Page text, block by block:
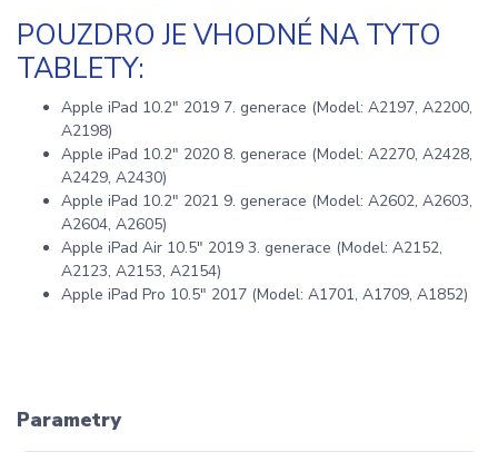
POUZDRO JE VHODNÉ NA TYTO
TABLETY:
Apple iPad 10.2" 2019 7. generace (Model: A2197, A2200,
A2198)
Apple iPad 10.2" 2020 8. generace (Model: A2270, A2428,
A2429, A2430)
Apple iPad 10.2" 2021 9. generace (Model: A2602, A2603,
A2604, A2605)
Apple iPad Air 10.5" 2019 3. generace (Model: A2152,
A2123, A2153, A2154)
Apple iPad Pro 10.5" 2017 (Model: A1701, A1709, A1852)
Parametry